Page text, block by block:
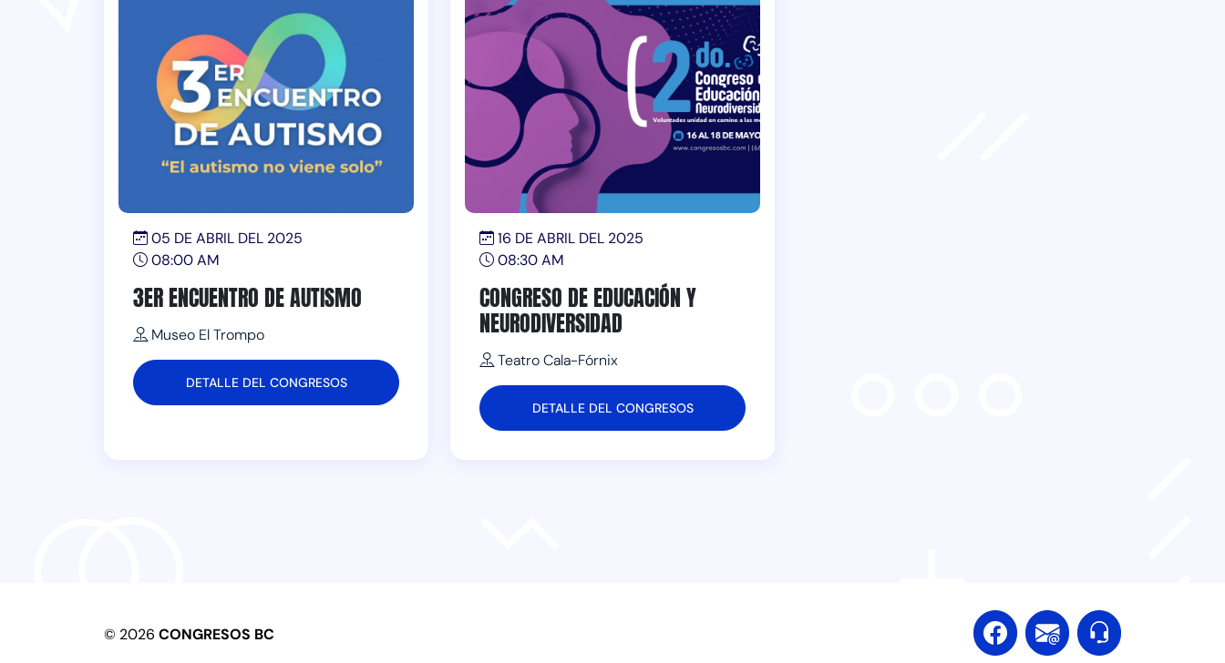
05 DE ABRIL DEL 2025
08:00 AM
3ER ENCUENTRO DE AUTISMO
Museo El Trompo
DETALLE DEL CONGRESOS
16 DE ABRIL DEL 2025
08:30 AM
CONGRESO DE EDUCACIÓN Y
NEURODIVERSIDAD
Teatro Cala-Fórnix
DETALLE DEL CONGRESOS
© 2026 CONGRESOS BC